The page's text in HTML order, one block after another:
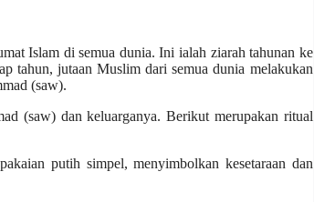
Islam di semua dunia. Ini ialah ziarah tahunan ke
tahun, jutaan Muslim dari semua dunia melakukan
(saw).
(saw) dan keluarganya. Berikut merupakan ritual
putih simpel, menyimbolkan kesetaraan dan